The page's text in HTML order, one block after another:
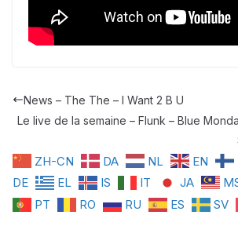
News – The The – I Want 2 B U
Le live de la semaine – Flunk – Blue
ZH-CN DA NL EN
DE
EL IS IT JA
PT
RO RU ES SV